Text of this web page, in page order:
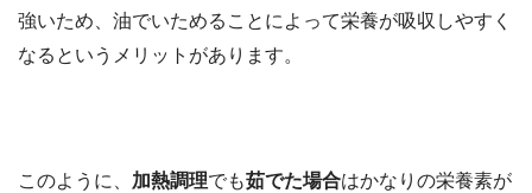
強いため、油でいためることによって栄養が吸収しやすく
なるというメリットがあります。
このように、 加熱調理でも茹でた場合はかなりの栄養素が